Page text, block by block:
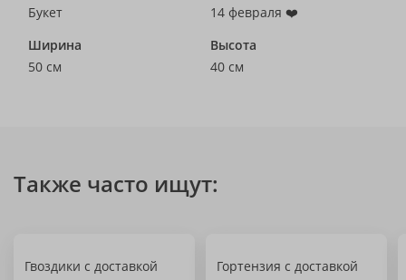
Букет
14 февраля ❤️
Ширина
50 см
Высота
40 см
Также часто ищут:
Гвоздики с доставкой Гортензия с доставкой